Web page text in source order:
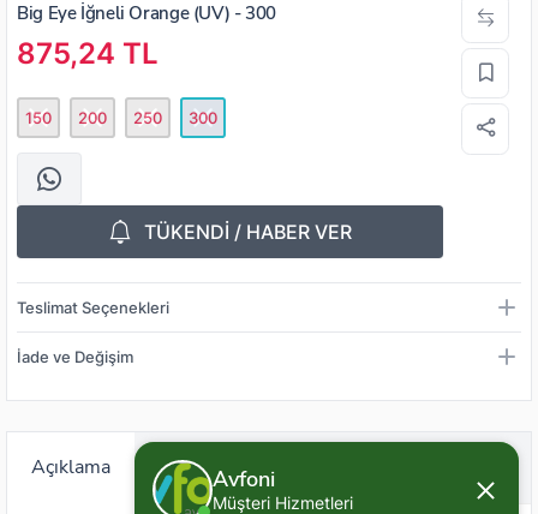
Big Eye İğneli Orange (UV) - 300
875,24 TL
150 200 250 300
TÜKENDİ / HABER VER
Teslimat Seçenekleri
İade ve Değişim
Açıklama Değerlendirme (0)
Avfoni
Müşteri Hizmetleri